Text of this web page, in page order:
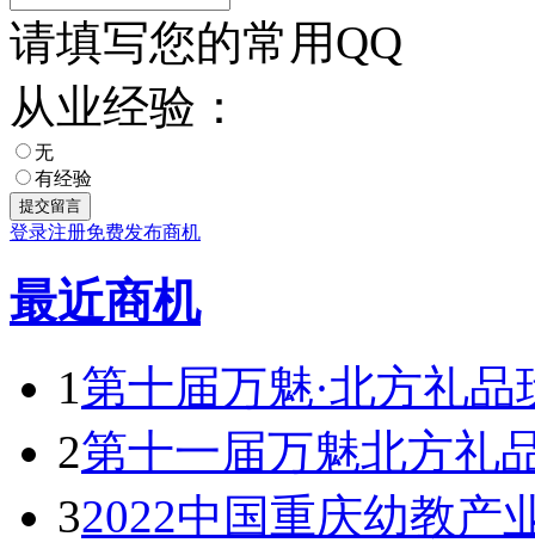
请填写您的常用QQ
从业经验：
无
有经验
登录注册免费发布商机
最近商机
1第十届万魅·北方礼
2第十一届万魅北方礼
32022中国重庆幼教产